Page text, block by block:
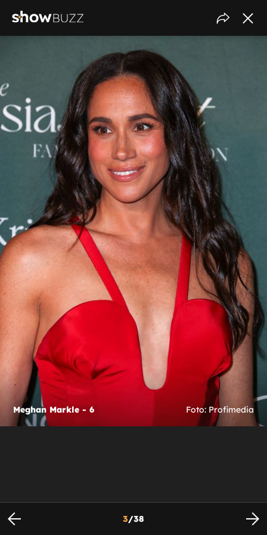
Meghan Markle - 6 Foto: Profimedia
3/38